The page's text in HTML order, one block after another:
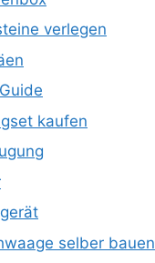
verlegen
kaufen
selber bauen